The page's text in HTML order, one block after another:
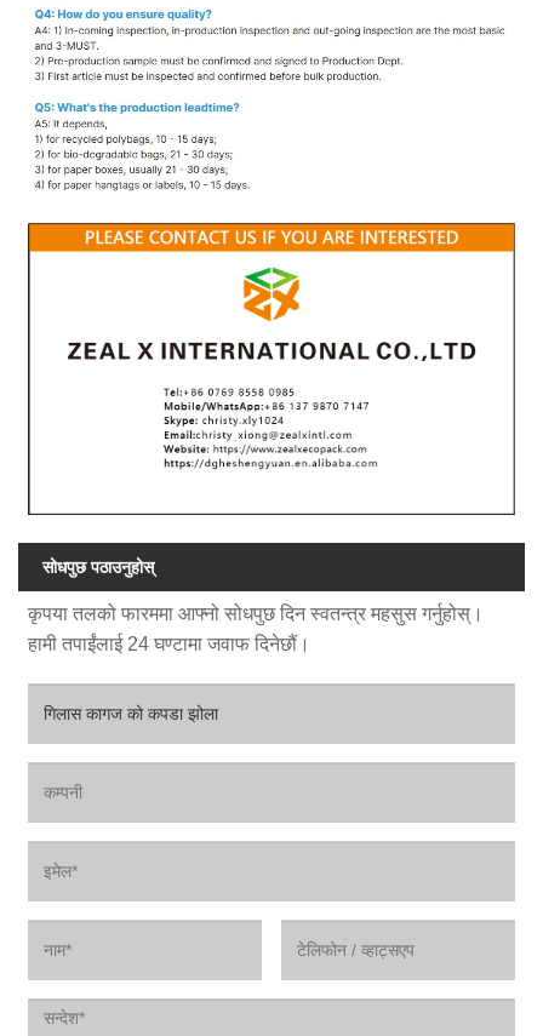
सोधपुछ पठाउनुहोस्
कृपया तलको फारममा आफ्नो सोधपुछ दिन स्वतन्त्र महसुस गर्नुहोस्।
हामी तपाईंलाई 24 घण्टामा जवाफ दिनेछौं।